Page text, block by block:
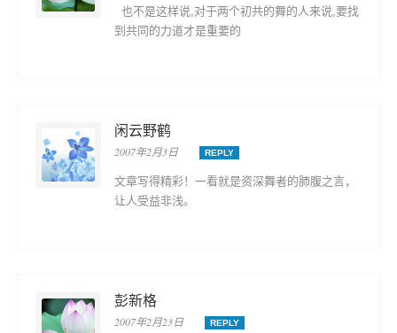
也不是这样说,对于两个初共的舞的人来说,要找
到共同的力道才是重要的
闲云野鹤
2007年2月3日 REPLY
文章写得精彩！一看就是资深舞者的肺腹之言，
让人受益非浅。
彭新格
2007年2月23日 REPLY